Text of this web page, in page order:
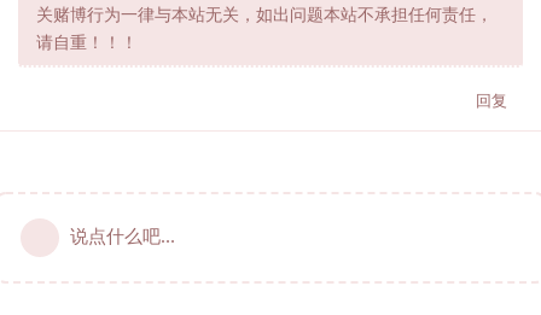
关赌博行为一律与本站无关，如出问题本站不承担任何责任，
请自重！！！
回复
说点什么吧...